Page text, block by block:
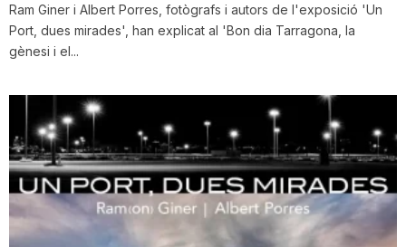
a
t
d
Ram Giner i Albert Porres, fotògrafs i autors de l'exposició 'Un
Port, dues mirades', han explicat al 'Bon dia Tarragona, la
gènesi i el...